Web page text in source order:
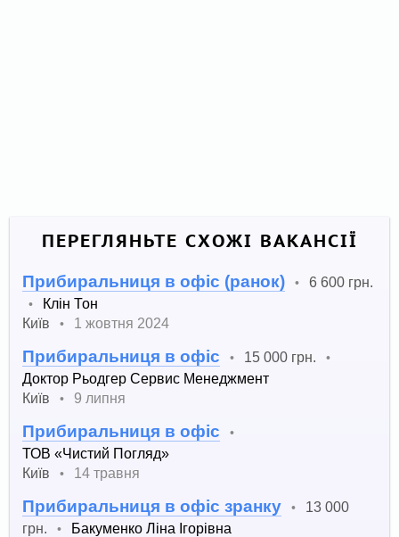
ПЕРЕГЛЯНЬТЕ СХОЖІ ВАКАНСІЇ
Прибиральниця в офіс (ранок) • 6 600 грн.
•
Клін Тон
Київ
• 1 жовтня 2024
Прибиральниця в офіс • 15 000 грн. •
Доктор Рьодгер Сервис Менеджмент
Київ
• 9 липня
Прибиральниця в офіс •
ТОВ «Чистий Погляд»
Київ
• 14 травня
Прибиральниця в офіс зранку •
13 000
грн.
•
Бакуменко Ліна Ігорівна